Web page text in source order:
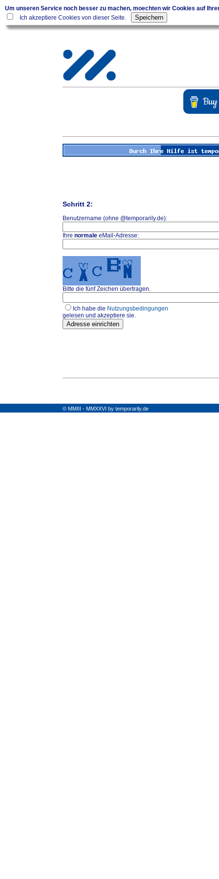
Um unseren Service noch besser zu machen, moechten wir Cookies auf
Ich akzeptiere Cookies von dieser Seite.
Schritt 2:
Benutzername (ohne @temporarily.de):
Ihre normale eMail-Adresse:
Bitte die fünf Zeichen übertragen.
Ich habe die Nutzungsbedingungen
gelesen und akzeptiere sie.
© MMIII - MMXXVI by temporarily.de